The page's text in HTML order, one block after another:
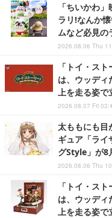
「ちいかわ
ラリ!なんか
ムなど必見の
2026.08.06 Thu
「トイ・ス
は、ウッディ
上を走る姿で
2026.08.07 Fri
太ももにも目
ギュア「ライ
グStyle」が8
2026.08.06 Thu
「トイ・ス
は、ウッディ
上を走る姿